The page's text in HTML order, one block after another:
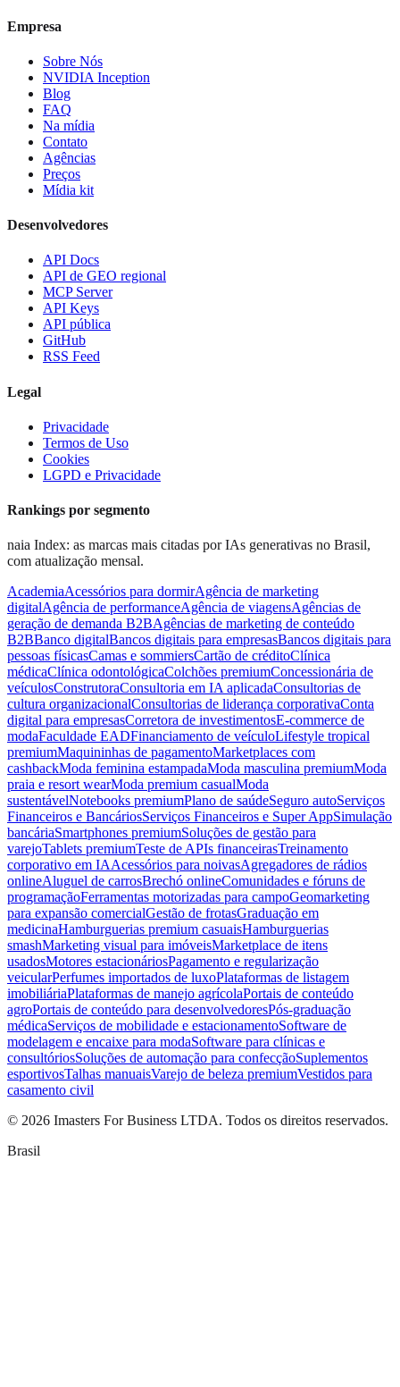
Empresa
Sobre Nós
NVIDIA Inception
Blog
FAQ
Na mídia
Contato
Agências
Preços
Mídia kit
Desenvolvedores
API Docs
API de GEO regional
MCP Server
API Keys
API pública
GitHub
RSS Feed
Legal
Privacidade
Termos de Uso
Cookies
LGPD e Privacidade
Rankings por segmento
naia Index: as marcas mais citadas por IAs generativas no Brasil,
com atualização mensal.
AcademiaAcessórios para dormirAgência de marketing
digitalAgência de performanceAgência de viagensAgências de
geração de demanda B2BAgências de marketing de conteúdo
B2BBanco digitalBancos digitais para empresasBancos digitais para
pessoas físicasCamas e sommiersCartão de créditoClínica
médicaClínica odontológicaColchões premiumConcessionária de
veículosConstrutoraConsultoria em IA aplicadaConsultorias de
cultura organizacionalConsultorias de liderança corporativaConta
digital para empresasCorretora de investimentosE-commerce de
modaFaculdade EADFinanciamento de veículoLifestyle tropical
premiumMaquininhas de pagamentoMarketplaces com
cashbackModa feminina estampadaModa masculina premiumModa
praia e resort wearModa premium casualModa
sustentávelNotebooks premiumPlano de saúdeSeguro autoServiços
Financeiros e BancáriosServiços Financeiros e Super AppSimulação
bancáriaSmartphones premiumSoluções de gestão para
varejoTablets premiumTeste de APIs financeirasTreinamento
corporativo em IAAcessórios para noivasAgregadores de rádios
onlineAluguel de carrosBrechó onlineComunidades e fóruns de
programaçãoFerramentas motorizadas para campoGeomarketing
para expansão comercialGestão de frotasGraduação em
medicinaHamburguerias premium casuaisHamburguerias
smashMarketing visual para imóveisMarketplace de itens
usadosMotores estacionáriosPagamento e regularização
veicularPerfumes importados de luxoPlataformas de listagem
imobiliáriaPlataformas de manejo agrícolaPortais de conteúdo
agroPortais de conteúdo para desenvolvedoresPós-graduação
médicaServiços de mobilidade e estacionamentoSoftware de
modelagem e encaixe para modaSoftware para clínicas e
consultóriosSoluções de automação para confecçãoSuplementos
esportivosTalhas manuaisVarejo de beleza premiumVestidos para
casamento civil
© 2026 Imasters For Business LTDA. Todos os direitos reservados.
Brasil